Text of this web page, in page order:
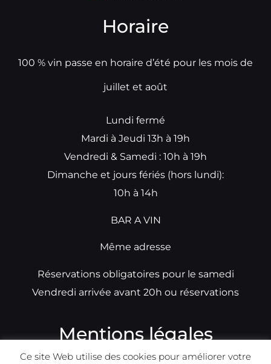
Horaire
100 % vin passe en horaire d’été pour les mois de
juillet et août
Lundi fermé
Mardi à Jeudi 13h à 19h
Vendredi & Samedi : 10h à 19h
Dimanche et jours fériés (hors lundi):
10h à 14h
BAR A VIN
Même adresse
Réservations obligatoires pour le samedi
Vendredi arrivée avant 20h ou réservations
Mentions légales
Ce site Web utilise des cookies pour améliorer votre